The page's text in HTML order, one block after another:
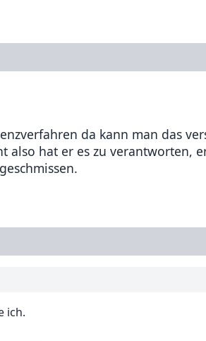
da kann man das
also hat er es zu verantworten,
ich.